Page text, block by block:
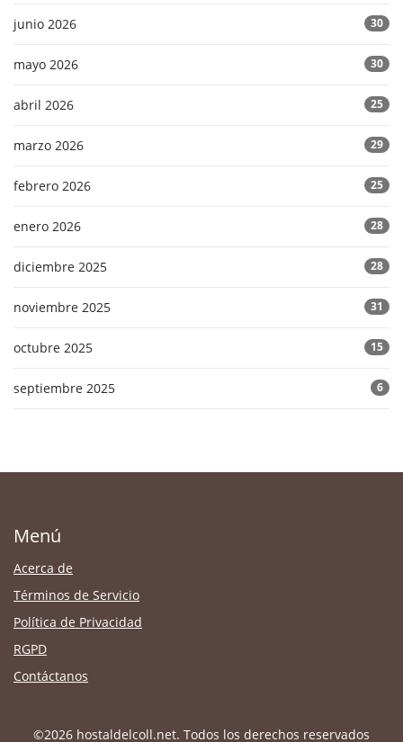
junio 2026 30
mayo 2026 30
abril 2026 25
marzo 2026 29
febrero 2026 25
enero 2026 28
diciembre 2025 28
noviembre 2025 31
octubre 2025 15
septiembre 2025 6
Menú
Acerca de
Términos de Servicio
Política de Privacidad
RGPD
Contáctanos
©2026 hostaldelcoll.net. Todos los derechos reservados